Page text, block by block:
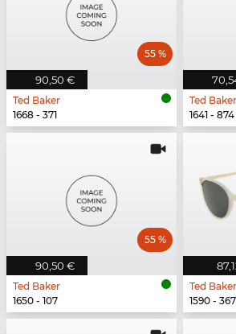
90,50 €
55 %
Ted Baker
1668 - 371
Ted Baker
1641 - 874
90,50 €
55 %
Ted Baker
1650 - 107
Ted Baker
1590 - 367